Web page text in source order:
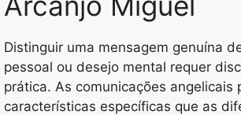
Distinguir uma mensagem genuína
pessoal ou desejo mental requer
prática. As comunicações angelicais
características específicas que as